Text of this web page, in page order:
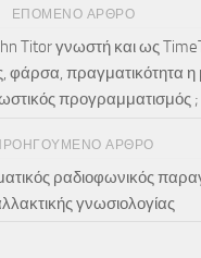
ΕΠΌΜΕΝΟ ΆΡΘΡΟ
Titor γνωστή και ως
φάρσα, πραγματικότητα
προγραμματισμός ;
ΆΡΘΡΟ
ραδιοφωνικός
γνωσιολογίας